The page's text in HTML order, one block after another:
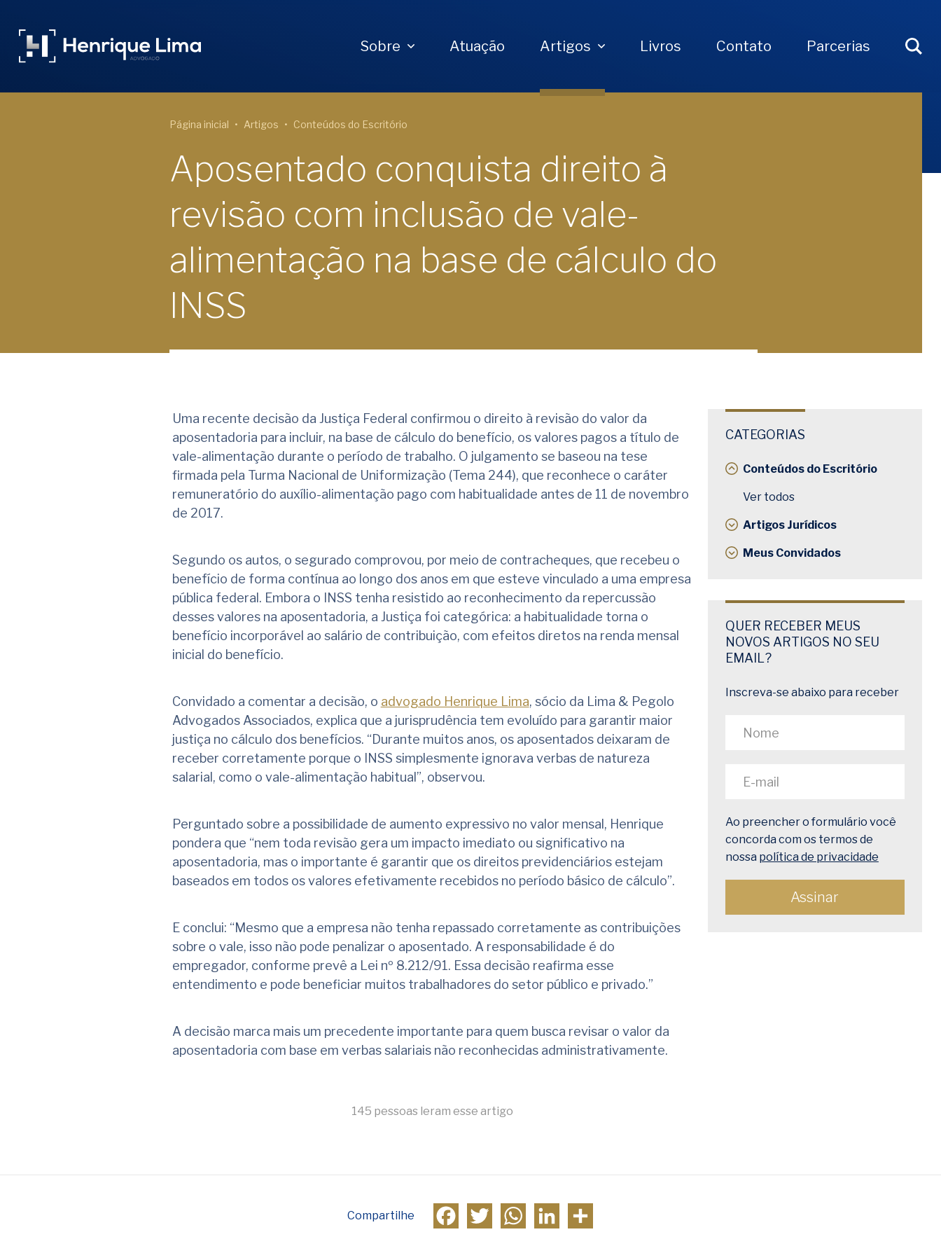
Sobre Atuação Artigos Livros Contato Parcerias
Página inicial Artigos Conteúdos do Escritório
Aposentado conquista direito à
revisão com inclusão de vale-
alimentação na base de cálculo do
INSS
CATEGORIAS
Conteúdos do Escritório
Ver todos
Artigos Jurídicos
Meus Convidados
Uma recente decisão da Justiça Federal confirmou o direito à revisão do valor da
aposentadoria para incluir, na base de cálculo do benefício, os valores pagos a título de
vale-alimentação durante o período de trabalho. O julgamento se baseou na tese
firmada pela Turma Nacional de Uniformização (Tema 244), que reconhece o caráter
remuneratório do auxílio-alimentação pago com habitualidade antes de 11 de novembro
de 2017.
Segundo os autos, o segurado comprovou, por meio de contracheques, que recebeu o
benefício de forma contínua ao longo dos anos em que esteve vinculado a uma empresa
pública federal. Embora o INSS tenha resistido ao reconhecimento da repercussão
desses valores na aposentadoria, a Justiça foi categórica: a habitualidade torna o
benefício incorporável ao salário de contribuição, com efeitos diretos na renda mensal
inicial do benefício.
Convidado a comentar a decisão, o advogado Henrique Lima, sócio da Lima & Pegolo
Advogados Associados, explica que a jurisprudência tem evoluído para garantir maior
justiça no cálculo dos benefícios. “Durante muitos anos, os aposentados deixaram de
receber corretamente porque o INSS simplesmente ignorava verbas de natureza
salarial, como o vale-alimentação habitual”, observou.
Perguntado sobre a possibilidade de aumento expressivo no valor mensal, Henrique
pondera que “nem toda revisão gera um impacto imediato ou significativo na
aposentadoria, mas o importante é garantir que os direitos previdenciários estejam
baseados em todos os valores efetivamente recebidos no período básico de cálculo”.
E conclui: “Mesmo que a empresa não tenha repassado corretamente as contribuições
sobre o vale, isso não pode penalizar o aposentado. A responsabilidade é do
empregador, conforme prevê a Lei nº 8.212/91. Essa decisão reafirma esse
entendimento e pode beneficiar muitos trabalhadores do setor público e privado.”
A decisão marca mais um precedente importante para quem busca revisar o valor da
aposentadoria com base em verbas salariais não reconhecidas administrativamente.
145 pessoas leram esse artigo
QUER RECEBER MEUS
NOVOS ARTIGOS NO SEU
EMAIL?
Inscreva-se abaixo para receber
Ao preencher o formulário você
concorda com os termos de
nossa política de privacidade
Compartilhe Facebook
TwitterWhatsApp
LinkedInCompartilhar